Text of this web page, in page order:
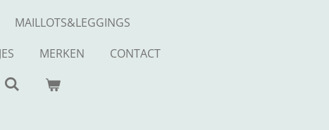
MAILLOTS&LEGGINGS
MERKEN
CONTACT